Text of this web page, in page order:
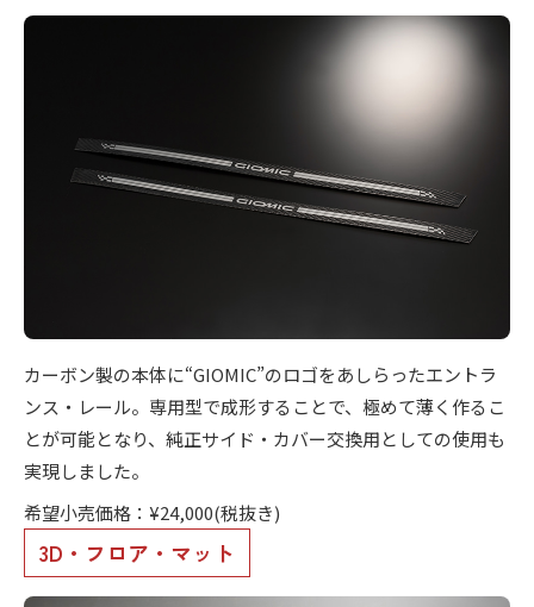
カーボン製の本体に“GIOMIC”のロゴをあしらったエントラ
ンス・レール。専用型で成形することで、極めて薄く作るこ
とが可能となり、純正サイド・カバー交換用としての使用も
実現しました。
希望小売価格：¥24,000(税抜き)
3D・フロア・マット